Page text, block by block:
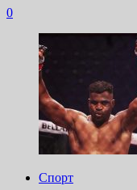
0
Спорт